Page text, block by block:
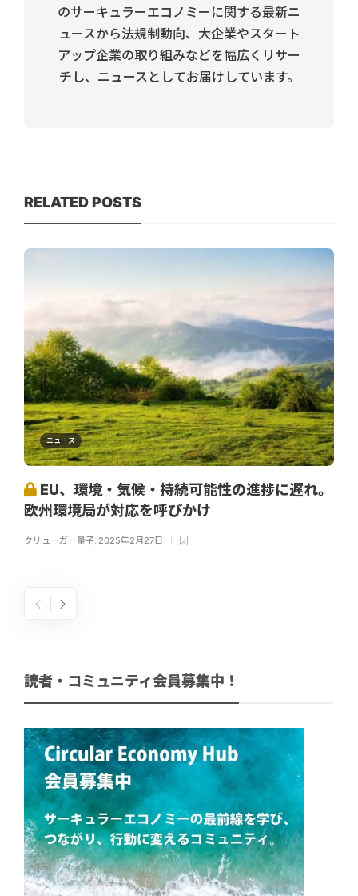
のサーキュラーエコノミーに関する最新ニ
ュースから法規制動向、大企業やスタート
アップ企業の取り組みなどを幅広くリサー
チし、ニュースとしてお届けしています。
RELATED POSTS
ニュース
EU、環境・気候・持続可能性の進捗に遅れ。
欧州環境局が対応を呼びかけ
クリューガー量子, 2025年2月27日
読者・コミュニティ会員募集中！